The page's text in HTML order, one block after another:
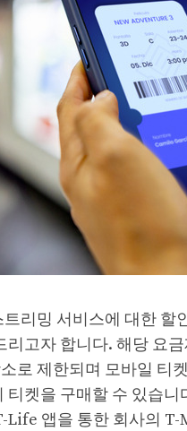
리밍 서비스에 대한
고자 합니다. 해당 요
로 제한되며 모바일
티켓을 구매할 수 있습
Life 앱을 통한 회사의